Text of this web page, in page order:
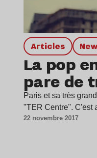
Articles
La pop
pare de
Paris et sa très
"TER Centre". C'est
22 novembre 2017